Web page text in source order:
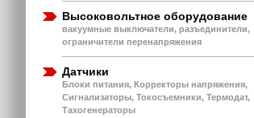
Высоковольтное оборудование
вакуумные выключатели, разъединители,
ограничители перенапряжения
Датчики
Блоки питания, Корректоры напряжения,
Сигнализаторы, Токосъемники, Термодат,
Тахогенераторы